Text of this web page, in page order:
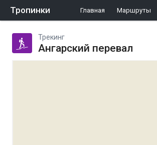
Тропинки Главная Маршруты
Трекинг
Ангарский перевал